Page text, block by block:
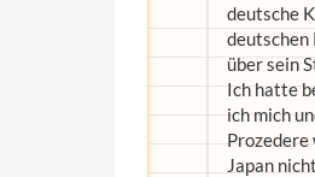
deutsche
über sein
Ich hatte
ich mich
Prozedere
Japan